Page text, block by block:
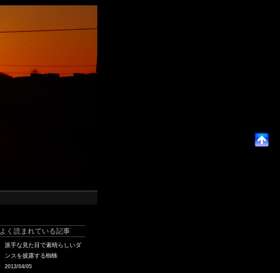
よく読まれている記事
派手な見た目で素晴らしいダ
ンスを披露する蜘蛛
2013/04/05